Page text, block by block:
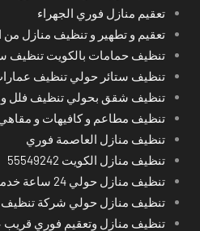
تعقيم منازل فوري الجهراء
تعقيم و تطهير و تنظيف منازل من
تنظيف حمامات بالكويت تنظيف
تنظيف ستائر حولي تنظيف
تنظيف شقق بحولي تنظيف فلل
تنظيف مطاعم و كافيهات و
تنظيف منازل العاصمة فوري
تنظيف منازل الكويت 55549242
تنظيف منازل حولي 24 ساعة خدمة تنظيف المساجد في حولي
تنظيف منازل حولي شركة تنظيف
تنظيف منازل وتعقيم فوري